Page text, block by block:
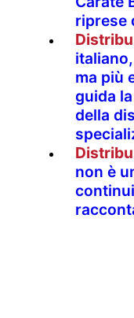
riprese
ma più
guida
della
non è